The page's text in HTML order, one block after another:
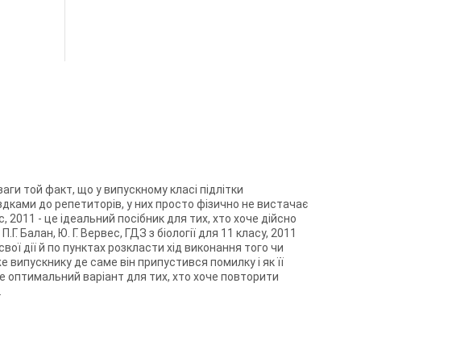
той факт, що у випускному класі підлітки
до репетиторів, у них просто фізично не вистачає
2011 - це ідеальний посібник для тих, хто хоче дійсно
Балан, Ю. Г. Вервес, ГДЗ з біології для 11 класу, 2011
дії й по пунктах розкласти хід виконання того чи
де саме він припустився помилку і як її
оптимальний варіант для тих, хто хоче повторити